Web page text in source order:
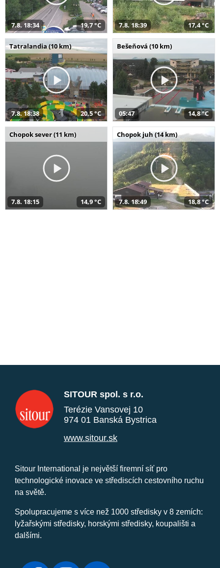
7.8. 18:34 19,7 °C 7.8. 18:39 17,4 °C
Tatralandia (10 km)
7.8. 18:38 20,5 °C
Bešeňová (10 km)
05:47 14,8 °C
Chopok sever (11 km)
7.8. 18:15 14,9 °C
Chopok juh (14 km)
7.8. 18:49 18,8 °C
SITOUR spol. s r.o.
Terézie Vansovej 10
974 01 Banská Bystrica
www.sitour.sk
Sitour International je největší firemní síť pro
technologické inovace ve střediscích cestovního ruchu
na světě.
Spolupracujeme s více než 1000 středisky v 8 zemích:
lyžařskými středisky, horskými středisky, koupališti a
dalšími.